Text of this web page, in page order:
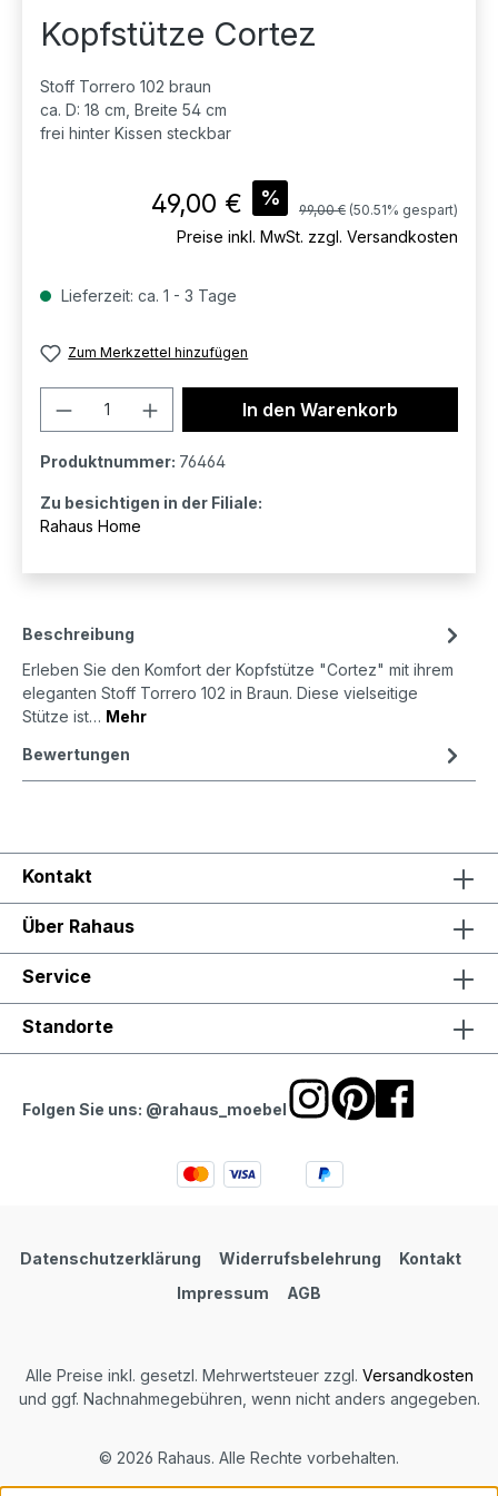
Kopfstütze Cortez
Stoff Torrero 102 braun
ca. D: 18 cm, Breite 54 cm
frei hinter Kissen steckbar
Verkaufspreis:
49,00 € % Regulärer Preis:
99,00 € (50.51% gespart)
Preise inkl. MwSt. zzgl. Versandkosten
Lieferzeit: ca. 1 - 3 Tage
Zum Merkzettel hinzufügen
Produkt Anzahl: Gib den
In den Warenkorb
Produktnummer: 76464
Zu besichtigen in der Filiale:
Rahaus Home
Beschreibung
Erleben Sie den Komfort der Kopfstütze "Cortez" mit ihrem
eleganten Stoff Torrero 102 in Braun. Diese vielseitige
Stütze ist… Mehr
Bewertungen
Kontakt
Über Rahaus
Service
Standorte
Folgen Sie uns: @rahaus_moebel
Datenschutzerklärung Widerrufsbelehrung
Kontakt
Impressum
AGB
Alle Preise inkl. gesetzl. Mehrwertsteuer zzgl. Versandkosten
und ggf. Nachnahmegebühren, wenn nicht anders angegeben.
© 2026 Rahaus. Alle Rechte vorbehalten.